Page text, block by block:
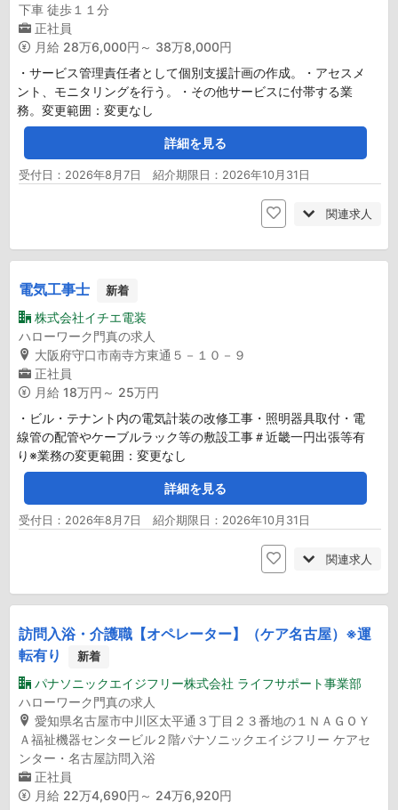
下車 徒歩１１分
正社員
月給 28万6,000円～ 38万8,000円
・サービス管理責任者として個別支援計画の作成。・アセスメ
ント、モニタリングを行う。・その他サービスに付帯する業
務。変更範囲：変更なし
詳細を見る
受付日：2026年8月7日 紹介期限日：2026年10月31日
関連求人
電気工事士 新着
株式会社イチエ電装
ハローワーク門真の求人
大阪府守口市南寺方東通５－１０－９
正社員
月給 18万円～ 25万円
・ビル・テナント内の電気計装の改修工事・照明器具取付・電
線管の配管やケーブルラック等の敷設工事＃近畿一円出張等有
り※業務の変更範囲：変更なし
詳細を見る
受付日：2026年8月7日 紹介期限日：2026年10月31日
関連求人
訪問入浴・介護職【オペレーター】（ケア名古屋）※運
転有り
新着
パナソニックエイジフリー株式会社 ライフサポート事業部
ハローワーク門真の求人
愛知県名古屋市中川区太平通３丁目２３番地の１ＮＡＧＯＹ
Ａ福祉機器センタービル２階パナソニックエイジフリー ケアセ
ンター・名古屋訪問入浴
正社員
月給 22万4,690円～ 24万6,920円